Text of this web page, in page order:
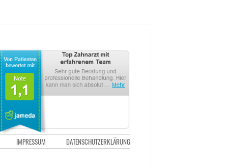
IMPRESSUM DATENSCHUTZERKLÄRUNG